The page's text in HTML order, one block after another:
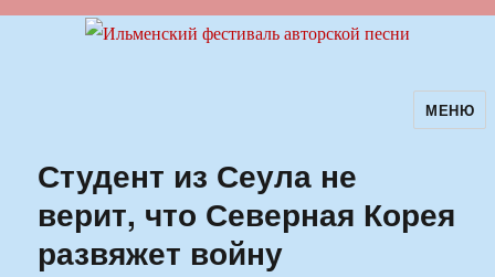
Ильменский фестиваль авторскойМЕНЮ
Студент из Сеула не
верит, что Северная Корея
развяжет войну